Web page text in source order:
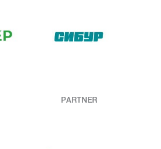
PARTNER